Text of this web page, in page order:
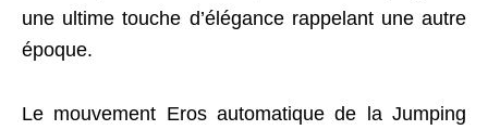
une ultime touche d’élégance rappelant une autre
époque.
Le mouvement Eros automatique de la Jumping